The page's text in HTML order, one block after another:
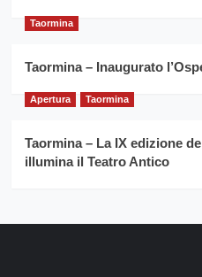
Taormina
Taormina – Inaugurato
Apertura Taormina
Taormina – La IX edizione
illumina il Teatro Antico